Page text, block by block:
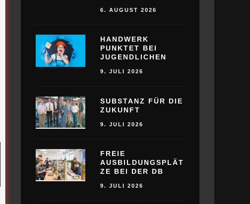
6. AUGUST 2026
HANDWERK
PUNKTET BEI
JUGENDLICHEN
9. JULI 2026
SUBSTANZ FÜR DIE
ZUKUNFT
9. JULI 2026
FREIE
AUSBILDUNGSPLÄT
ZE BEI DER DB
9. JULI 2026